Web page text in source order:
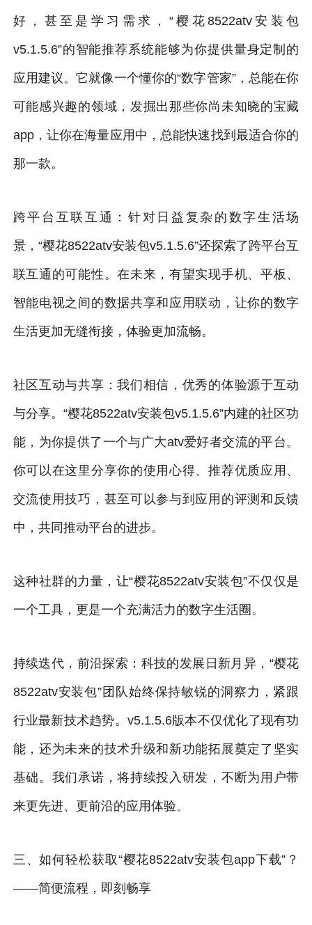
好，甚至是学习需求，“樱花8522atv安装包
v5.1.5.6”的智能推荐系统能够为你提供量身定制的
应用建议。它就像一个懂你的“数字管家”，总能在你
可能感兴趣的领域，发掘出那些你尚未知晓的宝藏
app，让你在海量应用中，总能快速找到最适合你的
那一款。
跨平台互联互通：针对日益复杂的数字生活场
景，“樱花8522atv安装包v5.1.5.6”还探索了跨平台互
联互通的可能性。在未来，有望实现手机、平板、
智能电视之间的数据共享和应用联动，让你的数字
生活更加无缝衔接，体验更加流畅。
社区互动与共享：我们相信，优秀的体验源于互动
与分享。“樱花8522atv安装包v5.1.5.6”内建的社区功
能，为你提供了一个与广大atv爱好者交流的平台。
你可以在这里分享你的使用心得、推荐优质应用、
交流使用技巧，甚至可以参与到应用的评测和反馈
中，共同推动平台的进步。
这种社群的力量，让“樱花8522atv安装包”不仅仅是
一个工具，更是一个充满活力的数字生活圈。
持续迭代，前沿探索：科技的发展日新月异，“樱花
8522atv安装包”团队始终保持敏锐的洞察力，紧跟
行业最新技术趋势。v5.1.5.6版本不仅优化了现有功
能，还为未来的技术升级和新功能拓展奠定了坚实
基础。我们承诺，将持续投入研发，不断为用户带
来更先进、更前沿的应用体验。
三、如何轻松获取“樱花8522atv安装包app下载”？
——简便流程，即刻畅享